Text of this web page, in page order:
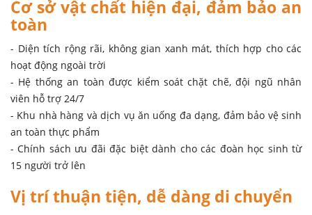
Dinh thự hắc ám – Trải nghiệm cảm
giác mạnh
Mới ra mắt vào dịp Tết Ất Tỵ 2025, "The Villa – Dinh thự hắc
ám" là phiên bản nâng cấp từ khu nhà ma cũ, mang đến hành
trình khám phá đầy bí ẩn và thử thách. Mỗi căn phòng trong
dinh thự được thiết kế với cốt truyện riêng, kết hợp hiệu ứng
âm thanh, ánh sáng và tình huống bất ngờ, giúp học sinh rèn
luyện lòng dũng cảm và khả năng đối mặt với nỗi sợ hãi.
toàn